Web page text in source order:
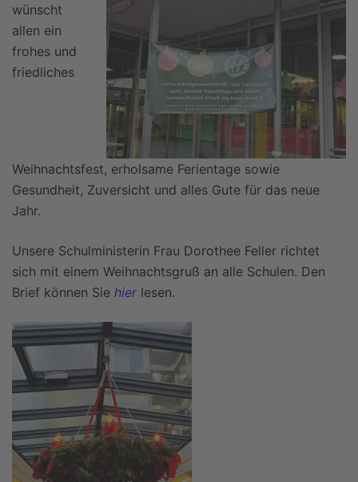
wünscht
allen ein
frohes und
friedliches
Weihnachtsfest, erholsame Ferientage sowie
Gesundheit, Zuversicht und alles Gute für das neue
Jahr.
Unsere Schulministerin Frau Dorothee Feller richtet
sich mit einem Weihnachtsgruß an alle Schulen. Den
Brief können Sie hier lesen.